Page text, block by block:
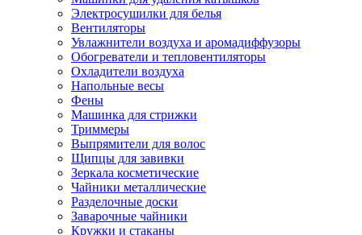
Электросушилки для белья
Вентиляторы
Увлажнители воздуха и аромадиффузоры
Обогреватели и тепловентиляторы
Охладители воздуха
Напольные весы
Фены
Машинка для стрижки
Триммеры
Выпрямители для волос
Щипцы для завивки
Зеркала косметические
Чайники металлические
Разделочные доски
Заварочные чайники
Кружки и стаканы